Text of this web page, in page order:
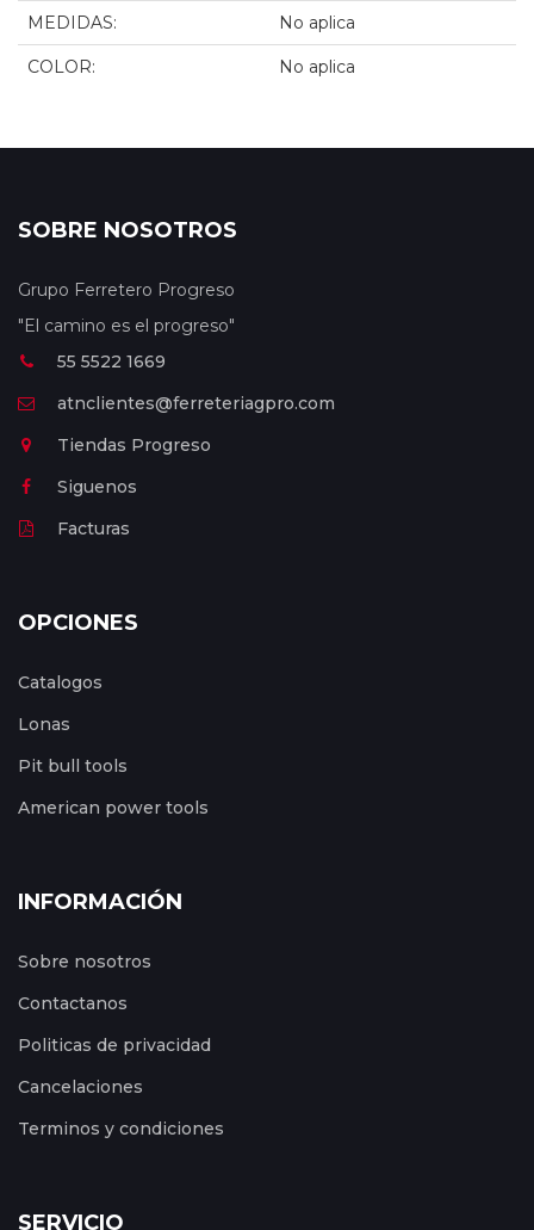
MEDIDAS: No aplica
COLOR: No aplica
SOBRE NOSOTROS
Grupo Ferretero Progreso
"El camino es el progreso"
55 5522 1669
atnclientes@ferreteriagpro.com
Tiendas Progreso
Siguenos
Facturas
OPCIONES
Catalogos
Lonas
Pit bull tools
American power tools
INFORMACIÓN
Sobre nosotros
Contactanos
Politicas de privacidad
Cancelaciones
Terminos y condiciones
SERVICIO